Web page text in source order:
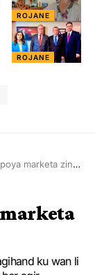
ROJANE
ROJANE
zincîran da ber agir
marketa
ku wan li